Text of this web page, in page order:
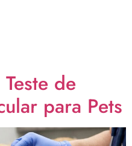
de
para Pets